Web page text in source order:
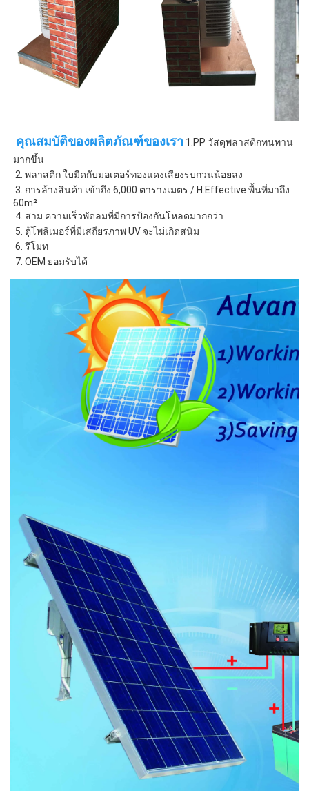
คุณสมบัติของผลิตภัณฑ์ของเรา 1.PP วัสดุพลาสติกทนทาน
มากขึ้น
2. พลาสติก ใบมีดกับมอเตอร์ทองแดงเสียงรบกวนน้อยลง
60m²
4. สาม ความเร็วพัดลมที่มีการป้องกันโหลดมากกว่า
5. ตู้โพลิเมอร์ที่มีเสถียรภาพ UV จะไม่เกิดสนิม
6. รีโมท
7. OEM ยอมรับได้